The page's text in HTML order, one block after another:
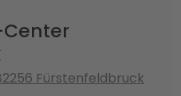
Center
Fürstenfeldbruck